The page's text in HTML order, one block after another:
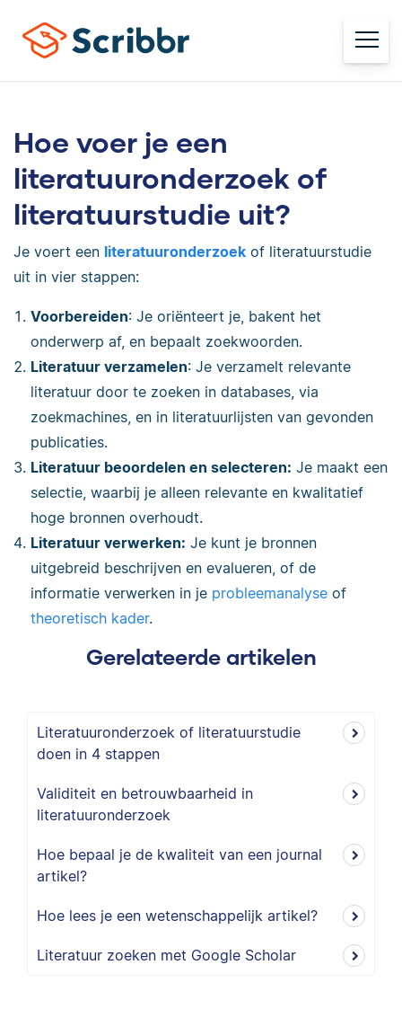
Hoe voer je een
literatuuronderzoek of
literatuurstudie uit?
Je voert een literatuuronderzoek of literatuurstudie
uit in vier stappen:
Voorbereiden: Je oriënteert je, bakent het
onderwerp af, en bepaalt zoekwoorden.
Literatuur verzamelen: Je verzamelt relevante
literatuur door te zoeken in databases, via
zoekmachines, en in literatuurlijsten van gevonden
publicaties.
Literatuur beoordelen en selecteren: Je maakt een
selectie, waarbij je alleen relevante en kwalitatief
hoge bronnen overhoudt.
Literatuur verwerken: Je kunt je bronnen
uitgebreid beschrijven en evalueren, of de
informatie verwerken in je probleemanalyse of
theoretisch kader.
Gerelateerde artikelen
Literatuuronderzoek of literatuurstudie
doen in 4 stappen
Validiteit en betrouwbaarheid in
literatuuronderzoek
Hoe bepaal je de kwaliteit van een journal
artikel?
Hoe lees je een wetenschappelijk artikel?
Literatuur zoeken met Google Scholar